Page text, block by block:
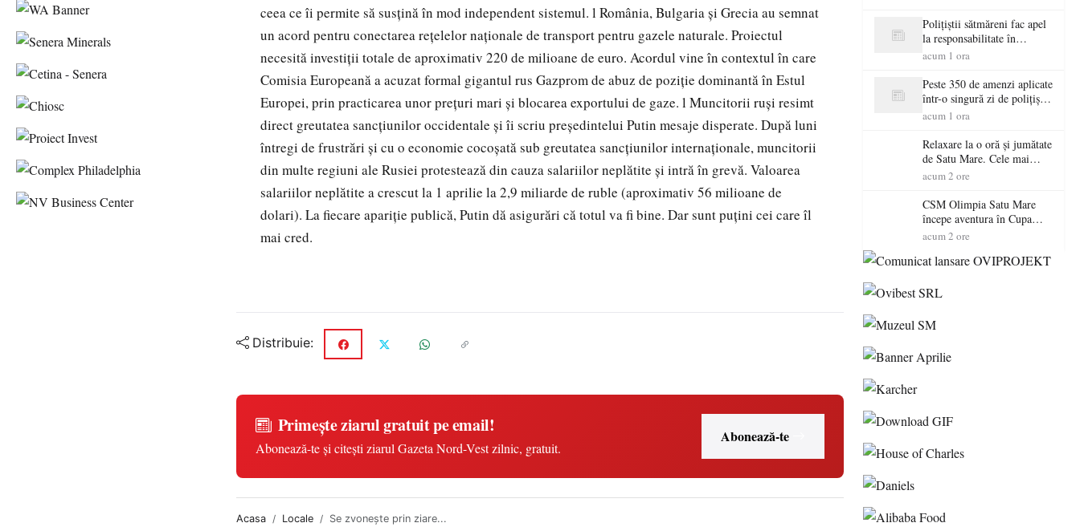
ceea ce îi permite să susţină în mod independent sistemul. l România, Bulgaria şi Grecia au semnat
un acord pentru conectarea reţelelor naţionale de transport pentru gazele naturale. Proiectul
necesită investiţii totale de aproximativ 220 de milioane de euro. Acordul vine în contextul în care
Comisia Europeană a acuzat formal gigantul rus Gazprom de abuz de poziţie dominantă în Estul
Europei, prin practicarea unor preţuri mari şi blocarea exportului de gaze. l Muncitorii ruşi resimt
direct greutatea sancţiunilor occidentale şi îi scriu preşedintelui Putin mesaje disperate. După luni
întregi de frustrări şi cu o economie cocoşată sub greutatea sancţiunilor internaţionale, muncitorii
din multe regiuni ale Rusiei protestează din cauza salariilor neplătite şi intră în grevă. Valoarea
salariilor neplătite a crescut la 1 aprilie la 2,9 miliarde de ruble (aproximativ 56 milioane de
dolari). La fiecare apariţie publică, Putin dă asigurări că totul va fi bine. Dar sunt puţini cei care îl
mai cred.
Distribuie:
Primește ziarul gratuit pe email!
Abonează-te și citești ziarul Gazeta Nord-Vest zilnic, gratuit.
Abonează-te
Acasa Locale Se zvoneşte prin ziare...
Polițiștii sătmăreni fac apel
la responsabilitate în
trafic…
acum 1 ora
Peste 350 de amenzi aplicate
într-o singură zi de polițiștii
sătmăreni
acum 1 ora
Relaxare la o oră și jumătate
de Satu Mare. Cele mai
spectaculoase piscine
Maramureș, ideale pentru o
escapadă de vară
acum 2 ore
CSM Olimpia Satu Mare
începe aventura în Cupa
României la Baia Mare
acum 2 ore